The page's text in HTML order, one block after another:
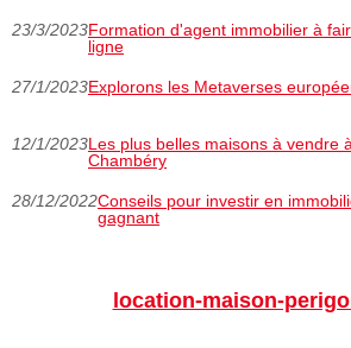
23/3/2023Formation d'agent immobilier à
ligne
27/1/2023Explorons les Metaverses
12/1/2023Les plus belles maisons à vendre à
Chambéry
28/12/2022Conseils pour investir en
gagnant
location-maison-